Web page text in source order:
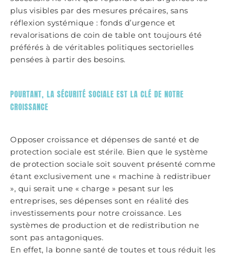
plus visibles par des mesures précaires, sans
réflexion systémique : fonds d’urgence et
revalorisations de coin de table ont toujours été
préférés à de véritables politiques sectorielles
pensées à partir des besoins.
POURTANT, LA SÉCURITÉ SOCIALE EST LA CLÉ DE NOTRE
CROISSANCE
Opposer croissance et dépenses de santé et de
protection sociale est stérile. Bien que le système
de protection sociale soit souvent présenté comme
étant exclusivement une « machine à redistribuer
», qui serait une « charge » pesant sur les
entreprises, ses dépenses sont en réalité des
investissements pour notre croissance. Les
systèmes de production et de redistribution ne
sont pas antagoniques.
En effet, la bonne santé de toutes et tous réduit les